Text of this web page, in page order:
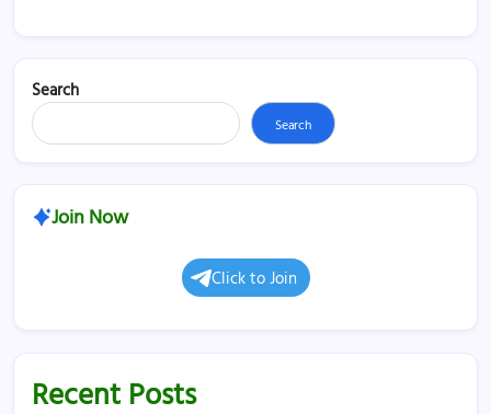
Search
Search
Join Now
Click to Join
Recent Posts